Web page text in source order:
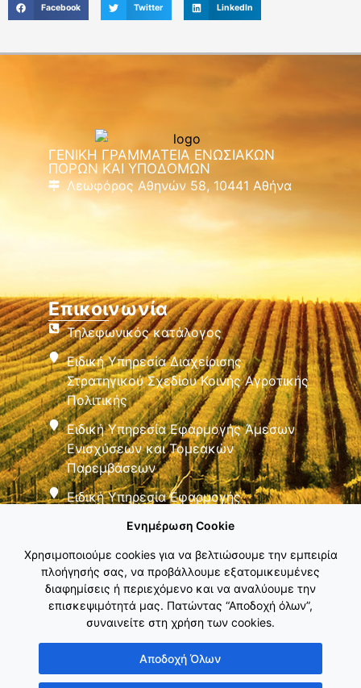
Facebook Twitter LinkedIn
ΓΕΝΙΚΗ ΓΡΑΜΜΑΤΕΙΑ ΕΝΩΣΙΑΚΩΝ
ΠΟΡΩΝ ΚΑΙ ΥΠΟΔΟΜΩΝ
Λεωφόρος Αθηνών 58, 10441 Αθήνα
Επικοινωνία
Τηλεφωνικός κατάλογος
Ειδική Υπηρεσία Διαχείρισης
Στρατηγικού Σχεδίου Κοινής Αγροτικής
Πολιτικής
Ειδική Υπηρεσία Εφαρμογής Άμεσων
Ενισχύσεων και Τομεακών
Παρεμβάσεων
Ειδική Υπηρεσία Εφαρμογής
Εθνικό Δίκτυο ΚΑΠ
Ενημέρωση Cookie
Χρησιμοποιούμε cookies για να βελτιώσουμε την εμπειρία
πλοήγησής σας, να προβάλλουμε εξατομικευμένες
διαφημίσεις ή περιεχόμενο και να αναλύουμε την
επισκεψιμότητά μας. Πατώντας “Αποδοχή όλων”,
συναινείτε στη χρήση των cookies.
Αποδοχή Όλων